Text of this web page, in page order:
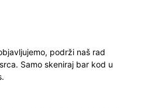
podrži naš rad
Samo skeniraj bar kod u